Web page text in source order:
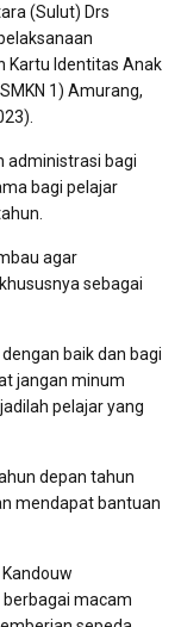
(Sulut) Drs
Kartu Identitas Anak
1) Amurang,
administrasi bagi
bagi pelajar
agar
sebagai
baik dan bagi
jangan minum
pelajar yang
depan tahun
mendapat bantuan
macam